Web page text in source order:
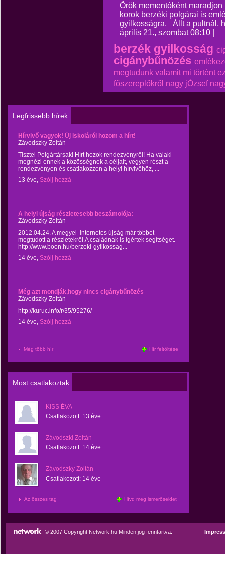
Örök mementóként
korok berzéki polgárai is
gyilkosságra. Állt a pultnál,
április 21., szombat 08:10 |
berzék gyilkosság
cigánybűnözés
megtudunk valamit mi történt
főszereplőkről nagy jÓzsef
Legfrissebb hírek
Hírvivő vagyok! Új iskoláról hozom a hírt!
Závodszky Zoltán
Tisztel Polgártársak! Hírt hozok rendezvényről! Ha valaki
megnézi ennek a közösségnek a céljait, vegyen részt a
rendezvényen és csatlakozzon a helyi hírvivőhöz, ...
13 éve, Szólj hozzá
A helyi újság részletesebb beszámolója:
Závodszky Zoltán
2012.04.24. A megyei internetes újság már többet
megtudott a részletekről.A családnak is ígértek segítséget.
http://www.boon.hu/berzeki-gyilkossag...
14 éve, Szólj hozzá
Még azt mondják,hogy nincs cigánybűnözés
Závodszky Zoltán
http://kuruc.info/r/35/95276/
14 éve, Szólj hozzá
Még több hír Hír feltöltése
Most csatlakoztak
KISS ÉVA
Csatlakozott: 13 éve
Závodszki Zoltán
Csatlakozott: 14 éve
Závodszky Zoltán
Csatlakozott: 14 éve
Az összes tag Hívd meg ismerőseidet
© 2007 Copyright Network.hu Minden jog fenntartva.